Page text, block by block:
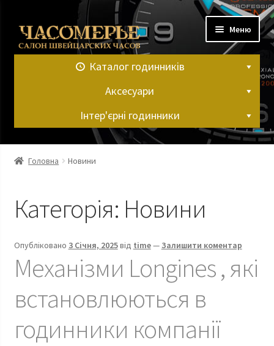
до
навігації
до
вмісту
Меню
Каталог годинників
Аксесуари
Інтер'єрні годинники
Головна
Кошик
Мій аккаунт
Оформлення замовлення
Наручні годинники у Харкові
Головна Новини
Категорія: Новини
Опубліковано 3 Січня, 2025від time—Залишити коментар
Механізми Longines , які
встановлюються в
годинники компанії